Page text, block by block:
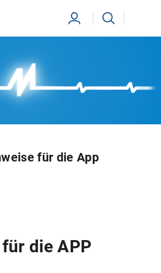
Suchen
für die App
die APP